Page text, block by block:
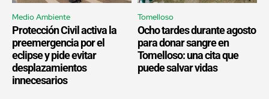
Medio Ambiente
Protección Civil activa la
preemergencia por el
eclipse y pide evitar
desplazamientos
innecesarios
Tomelloso
Ocho tardes durante agosto
para donar sangre en
Tomelloso: una cita que
puede salvar vidas